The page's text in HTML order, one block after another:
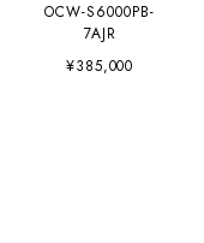
OCW-S6000PB-
7AJR
¥385,000